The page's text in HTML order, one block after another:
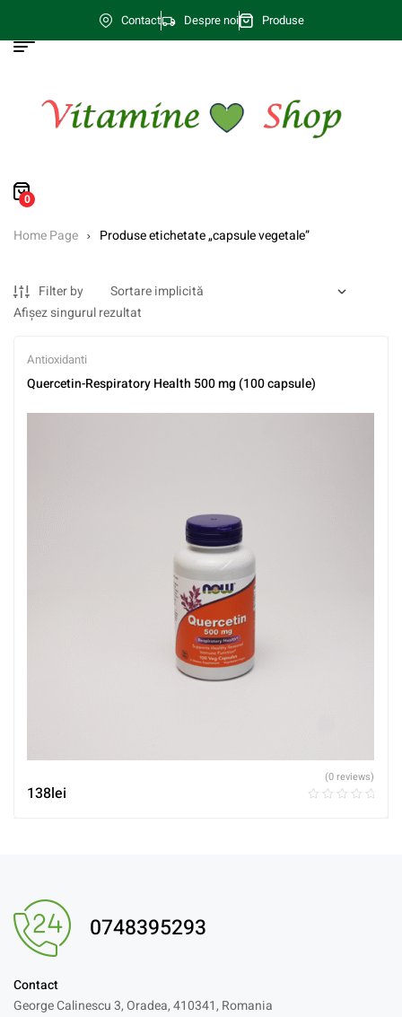
Contact Despre noi Produse
0
Home Page Produse etichetate „capsule vegetale”
Filter by
Afișez singurul rezultat
Antioxidanti
Quercetin-Respiratory Health 500 mg (100 capsule)
138lei
(0 reviews)
0748395293
Contact
George Calinescu 3, Oradea, 410341, Romania